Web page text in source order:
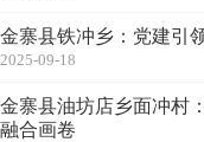
金寨县铁冲乡：党建引
2025-09-18
金寨县油坊店乡面冲村
融合画卷